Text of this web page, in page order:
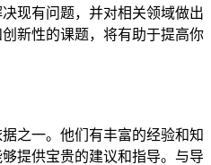
现有问题，并对相关领域做出
新性的课题，将有助于提高你
之一。他们有丰富的经验和知
提供宝贵的建议和指导。与导